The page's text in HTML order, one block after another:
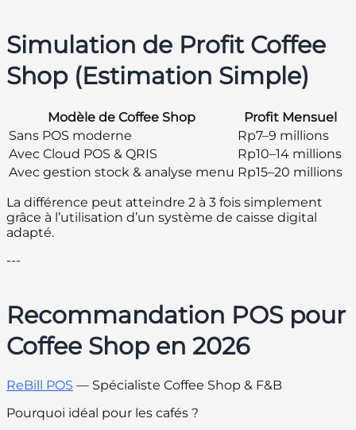
Simulation de Profit Coffee
Shop (Estimation Simple)
Modèle de Coffee Shop
Profit Mensuel
Sans POS moderne
Rp7–9 millions
Avec Cloud POS & QRIS
Rp10–14 millions
Avec gestion stock & analyse menu Rp15–20 millions
La différence peut atteindre 2 à 3 fois simplement
grâce à l’utilisation d’un système de caisse digital
adapté.
---
Recommandation POS pour
Coffee Shop en 2026
ReBill POS — Spécialiste Coffee Shop & F&B
Pourquoi idéal pour les cafés ?